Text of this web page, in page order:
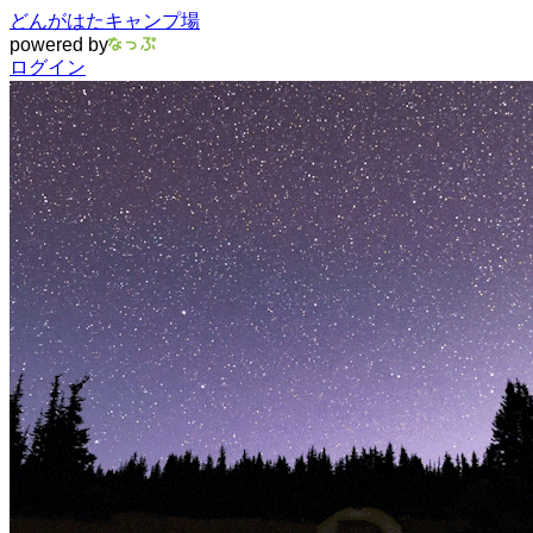
どんがはたキャンプ場
powered by
ログイン